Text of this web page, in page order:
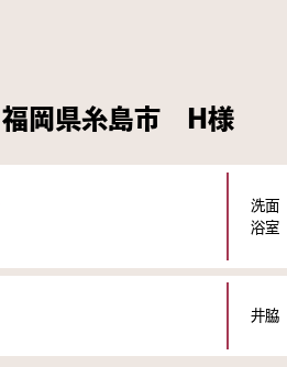
岡県糸島市 H様
洗面
浴室
井脇